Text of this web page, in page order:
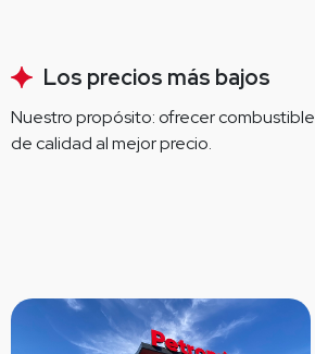
Los precios más bajos
Nuestro propósito: ofrecer combustible
de calidad al mejor precio.